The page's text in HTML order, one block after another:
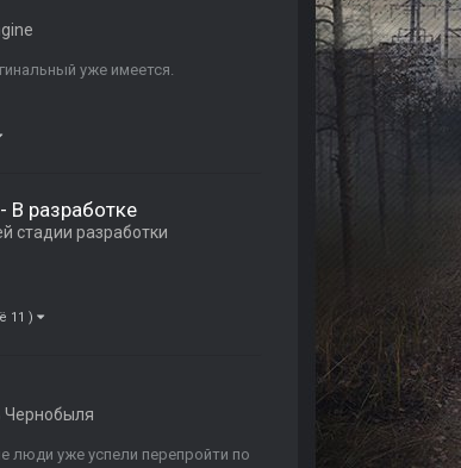
уже имеется.
В разработке
стадии разработки
11 )
люди уже успели перепройти по